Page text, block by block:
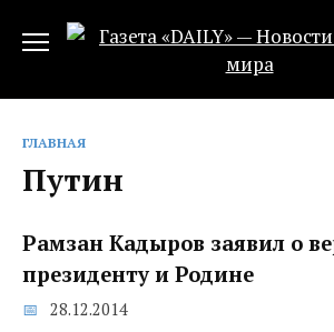
ГЛАВНАЯ
Путин
Рамзан Кадыров заявил о
президенту и Родине
28.12.2014